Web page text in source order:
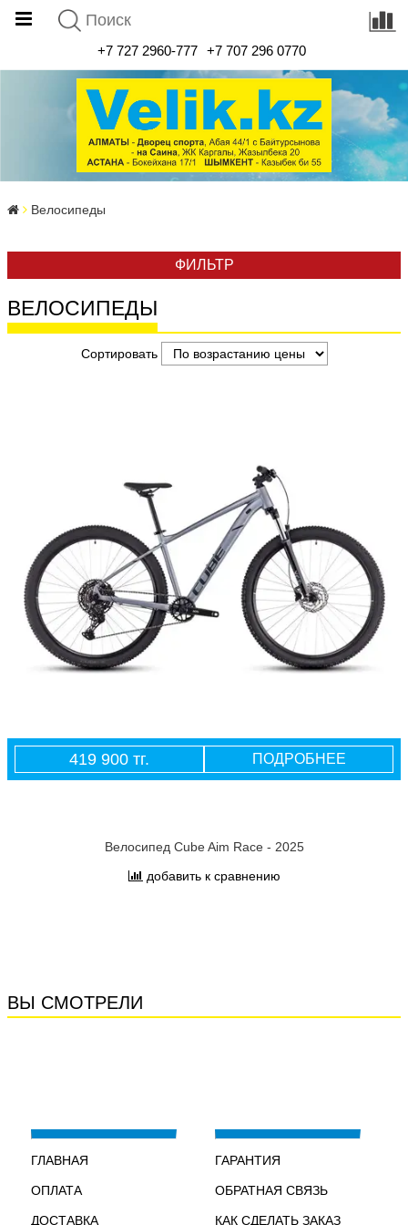
+7 727 2960-777 +7 707 296 0770
Велосипеды
ФИЛЬТР
ВЕЛОСИПЕДЫ
Сортировать
419 900 тг. ПОДРОБНЕЕ
Велосипед Cube Aim Race - 2025
добавить к сравнению
ВЫ СМОТРЕЛИ
ГЛАВНАЯ
ОПЛАТА
ДОСТАВКА
ГАРАНТИЯ
ОБРАТНАЯ СВЯЗЬ
КАК СДЕЛАТЬ ЗАКАЗ